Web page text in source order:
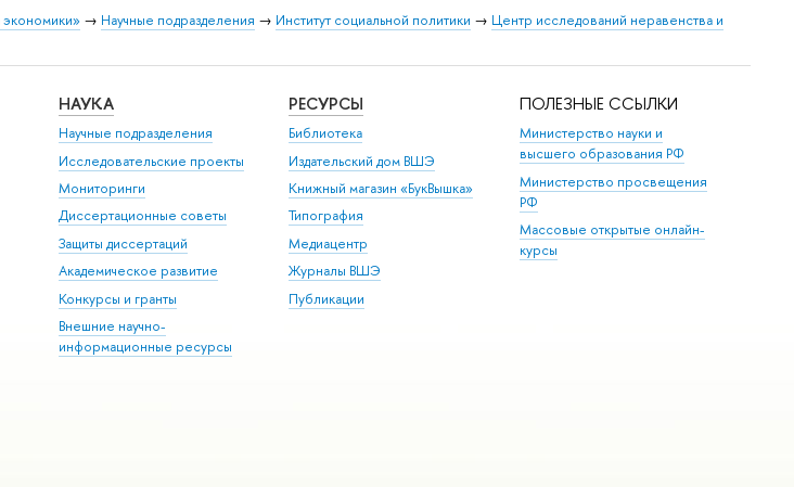
экономики» → Научные подразделения → Институт социальной политики → Центр исследований неравенства и
НАУКА
Научные подразделения
Исследовательские проекты
Мониторинги
Диссертационные советы
Защиты диссертаций
Академическое развитие
Конкурсы и гранты
Внешние научно-
информационные ресурсы
РЕСУРСЫ
Библиотека
Издательский дом ВШЭ
Книжный магазин «БукВышка»
Типография
Медиацентр
Журналы ВШЭ
Публикации
ПОЛЕЗНЫЕ ССЫЛКИ
Министерство науки и
высшего образования РФ
Министерство просвещения
РФ
Массовые открытые онлайн-
курсы